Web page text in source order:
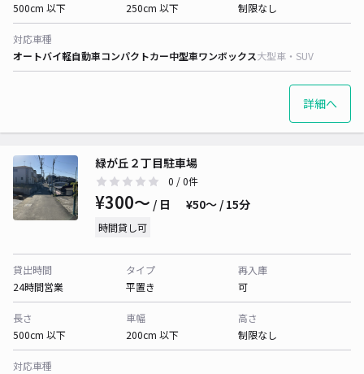
500cm 以下
250cm 以下
制限なし
対応車種
オートバイ軽自動車コンパクトカー中型車ワンボックス大型車・SUV
詳細へ
緑が丘２丁目駐車場
0 / 0件
¥300〜 / 日 ¥50〜 / 15分
時間貸し可
貸出時間
24時間営業
タイプ
平置き
再入庫
可
長さ
500cm 以下
車幅
200cm 以下
高さ
制限なし
対応車種